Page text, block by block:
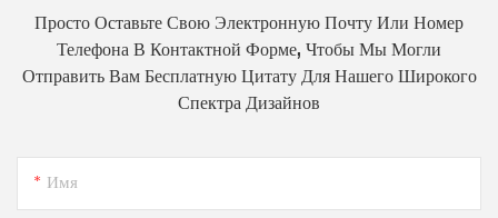
Просто Оставьте Свою Электронную Почту Или Номер
Телефона В Контактной Форме, Чтобы Мы Могли
Отправить Вам Бесплатную Цитату Для Нашего Широкого
Спектра Дизайнов
Имя